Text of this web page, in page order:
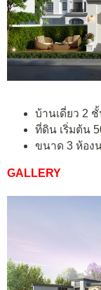
บ้านเดี่ยว 2
ที่ดิน เริ่มต้น
ขนาด 3 ห้อง
GALLERY